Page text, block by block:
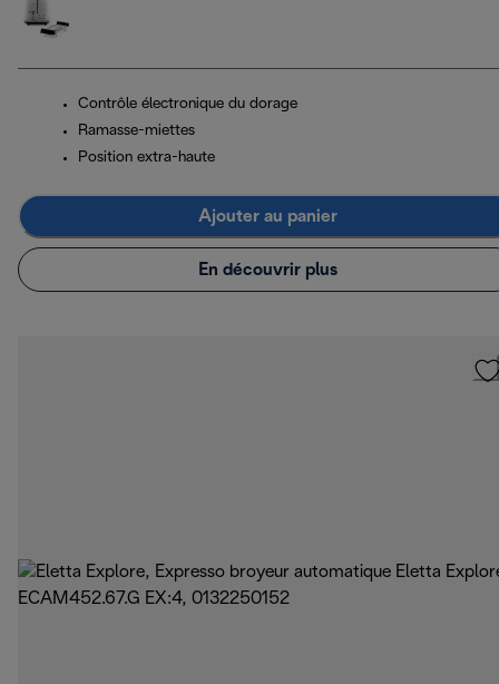
Contrôle électronique du dorage
Ramasse-miettes
Position extra-haute
Ajouter au panier
En découvrir plus